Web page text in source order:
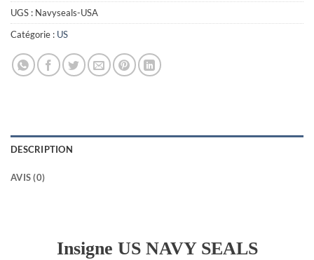
UGS : Navyseals-USA
Catégorie : US
DESCRIPTION
AVIS (0)
Insigne US NAVY SEALS